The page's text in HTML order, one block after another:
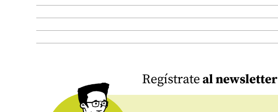
Regístrateal newsletter